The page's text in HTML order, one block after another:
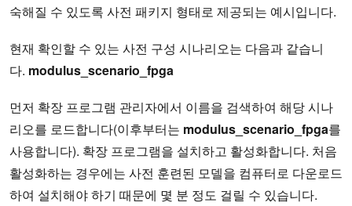
숙해질 수 있도록 사전 패키지 형태로 제공되는 예시입니다.
현재 확인할 수 있는 사전 구성 시나리오는 다음과 같습니
다. modulus_scenario_fpga
먼저 확장 프로그램 관리자에서 이름을 검색하여 해당 시나
리오를 로드합니다(이후부터는 modulus_scenario_fpga를
사용합니다). 확장 프로그램을 설치하고 활성화합니다. 처음
활성화하는 경우에는 사전 훈련된 모델을 컴퓨터로 다운로드
하여 설치해야 하기 때문에 몇 분 정도 걸릴 수 있습니다.